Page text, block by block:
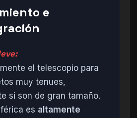
e
el telescopio para
muy tenues,
si son de gran tamaño.
es altamente